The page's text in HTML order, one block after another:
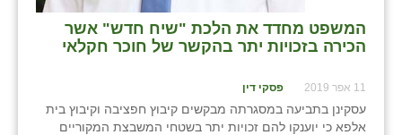
המשפט מחדד את הלכת "שיח חדש" אשר
הכירה בזכויות יתר בהקשר של חוכר חקלאי
11 אפר 2019 פסקי דין
עסקינן בתביעה במסגרתה מבקשים קיבוץ חפציבה וקיבוץ בית
אלפא כי יוענקו להם זכויות יתר בשטחי המשבצת המקוריים
קלחים
רועי
רימונים